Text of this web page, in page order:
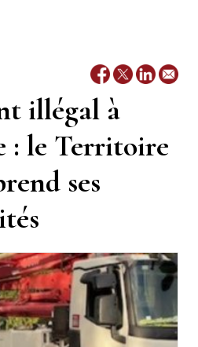
illégal à
: le Territoire
ses